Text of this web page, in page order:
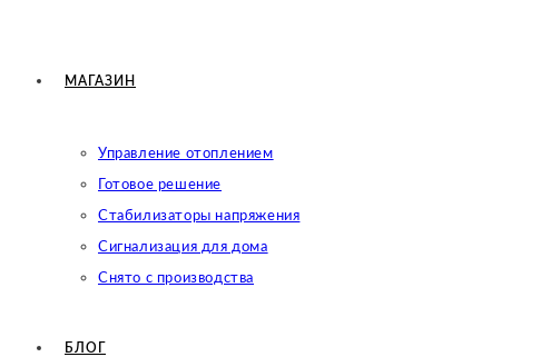
МАГАЗИН
Управление отоплением
Готовое решение
Cтабилизаторы напряжения
Сигнализация для дома
Снято с производства
БЛОГ